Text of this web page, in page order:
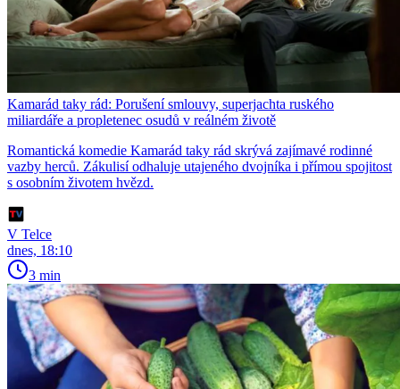
Kamarád taky rád: Porušení smlouvy, superjachta ruského
miliardáře a propletenec osudů v reálném životě
Romantická komedie Kamarád taky rád skrývá zajímavé rodinné
vazby herců. Zákulisí odhaluje utajeného dvojníka i přímou spojitost
s osobním životem hvězd.
V Telce
dnes, 18:10
3 min